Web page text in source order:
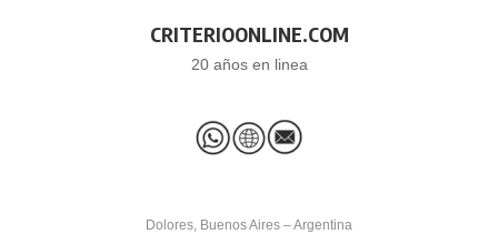
CRITERIOONLINE.COM
20 años en linea
Dolores, Buenos Aires – Argentina